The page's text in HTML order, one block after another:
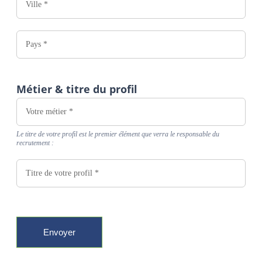
Métier & titre du profil
Le titre de votre profil est le premier élément que verra le responsable du
recrutement :
Envoyer